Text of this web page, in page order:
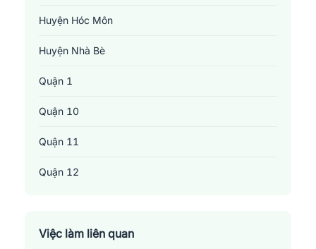
Huyện Hóc Môn
Huyện Nhà Bè
Quận 1
Quận 10
Quận 11
Quận 12
Quận 3
Việc làm liên quan